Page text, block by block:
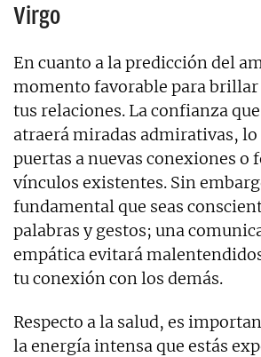
Virgo
En cuanto a la predicción del
momento favorable para brillar
tus relaciones. La confianza
atraerá miradas admirativas, lo
puertas a nuevas conexiones o
vínculos existentes. Sin
fundamental que seas
palabras y gestos; una
empática evitará
tu conexión con los demás.
Respecto a la salud, es
la energía intensa que estás